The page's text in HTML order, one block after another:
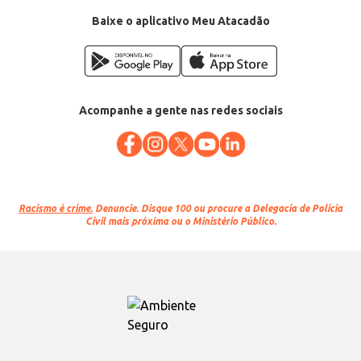
Baixe o aplicativo Meu Atacadão
Acompanhe a gente nas redes sociais
Racismo é crime. Denuncie. Disque 100 ou procure a Delegacia de Polícia
Civil mais próxima ou o Ministério Público.